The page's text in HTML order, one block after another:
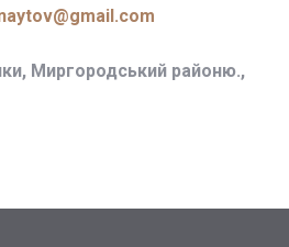
Миргородський районю.,